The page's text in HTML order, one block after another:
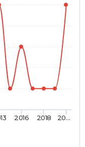
2016 2018 20…